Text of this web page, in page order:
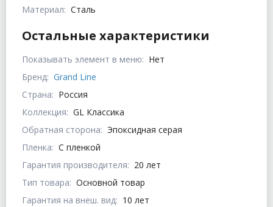
Материал: Сталь
Остальные характеристики
Показывать элемент в меню: Нет
Бренд: Grand Line
Страна: Россия
Коллекция: GL Классика
Обратная сторона: Эпоксидная серая
Пленка: С пленкой
Гарантия производителя: 20 лет
Тип товара: Основной товар
Гарантия на внеш. вид: 10 лет